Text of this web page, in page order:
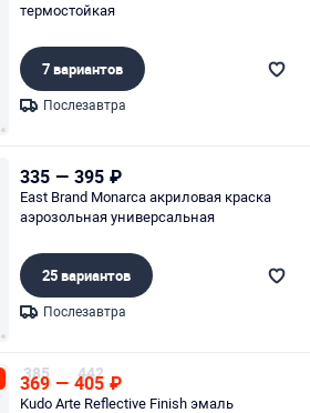
термостойкая
7 вариантов
Послезавтра
335 — 395 ₽
East Brand Monarca акриловая краска
аэрозольная универсальная
25 вариантов
Послезавтра
385
369 — 442
405 ₽
Kudo Arte Reflective Finish эмаль